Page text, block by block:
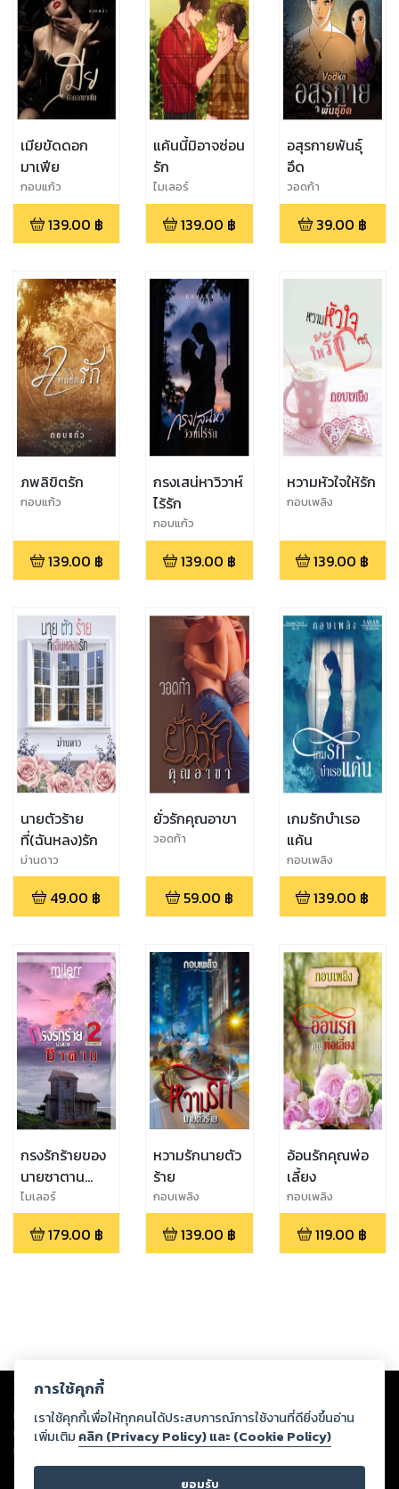
เมียขัดดอก
มาเฟีย
กอบแก้ว
139.00 ฿
แค้นนี้มิอาจซ่อน
รัก
ไมเลอร์
139.00 ฿
อสุรกายพันธุ์
อึด
วอดก้า
39.00 ฿
ภพลิขิตรัก
กอบแก้ว
139.00 ฿
กรงเสน่หาวิวาห์
ไร้รัก
กอบแก้ว
139.00 ฿
หวามหัวใจให้รัก
กอบเพลิง
139.00 ฿
นายตัวร้าย
ที่(ฉันหลง)รัก
ม่านดาว
49.00 ฿
ยั่วรักคุณอาขา
วอดก้า
59.00 ฿
เกมรักบำเรอ
แค้น
กอบเพลิง
139.00 ฿
กรงรักร้ายของ
นายซาตาน
(Mpreg) ภาค 2
ไมเลอร์
179.00 ฿
หวามรักนายตัว
ร้าย
กอบเพลิง
139.00 ฿
อ้อนรักคุณพ่อ
เลี้ยง
กอบเพลิง
119.00 ฿
Copyright © 2026
ต่อผลงานหรือเนื้อหาใดที่อัปโหลดผ่านเว็บไซต์และปรากฏว่าละเมิดสิทธิใน
ทรัพย์สินทางปัญญาของบุคคลอื่นหรือขัดต่อกฎหมายและศีลธรรม ดังนั้น ผู้อ่าน
ทุกท่านโปรดใช้วิจารณญาณในการกลั่นกรองด้วยตนเอง และหากท่านพบว่าส่วน
หนึ่งส่วนใดขัดต่อกฎหมายและศีลธรรม กรุณาแจ้งมายังบริษัท เพื่อทีมงานจะได้
ดำเนินการในทันที ทั้งนี้ ทางสตอรี่ล็อกขอสงวนลิขสิทธิ์ตามพระราชบัญญัติ
การใช้คุกกี้
เราใช้คุกกี้เพื่อให้ทุกคนได้ประสบการณ์การใช้งานที่ดียิ่งขึ้นอ่าน
เพิ่มเติม คลิก (Privacy Policy) และ (Cookie Policy)
ยอมรับ